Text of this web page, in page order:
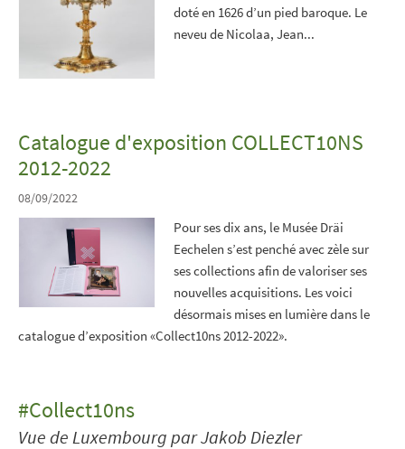
doté en 1626 d’un pied baroque. Le
neveu de Nicolaa, Jean...
Catalogue d'exposition COLLECT10NS
2012-2022
08/09/2022
Pour ses dix ans, le Musée Dräi
Eechelen s’est penché avec zèle sur
ses collections afin de valoriser ses
nouvelles acquisitions. Les voici
désormais mises en lumière dans le
catalogue d’exposition «Collect10ns 2012-2022».
#Collect10ns
Vue de Luxembourg par Jakob Diezler